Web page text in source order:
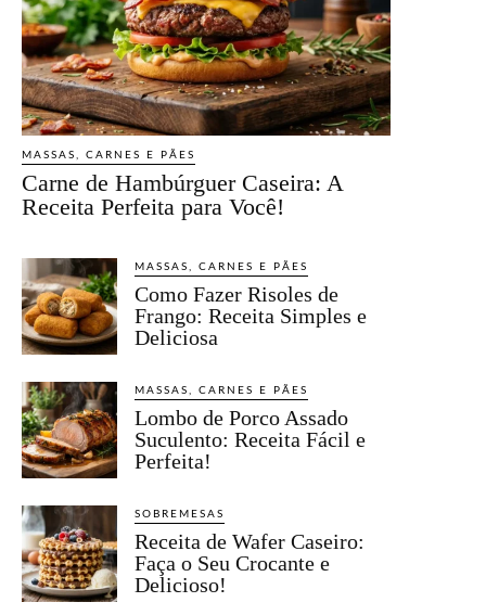
MASSAS, CARNES E PÃES
Carne de Hambúrguer Caseira: A
Receita Perfeita para Você!
MASSAS, CARNES E PÃES
Como Fazer Risoles de
Frango: Receita Simples e
Deliciosa
MASSAS, CARNES E PÃES
Lombo de Porco Assado
Suculento: Receita Fácil e
Perfeita!
SOBREMESAS
Receita de Wafer Caseiro:
Faça o Seu Crocante e
Delicioso!